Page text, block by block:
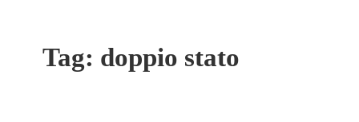
Tag: doppio stato